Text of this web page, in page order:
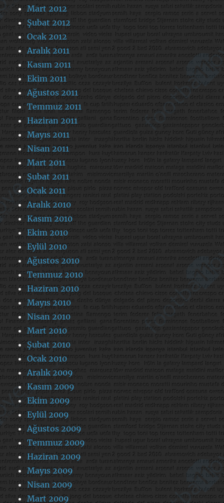
Mart 2012
Şubat 2012
Ocak 2012
Aralık 2011
Kasım 2011
Ekim 2011
Ağustos 2011
Temmuz 2011
Haziran 2011
Mayıs 2011
Nisan 2011
Mart 2011
Şubat 2011
Ocak 2011
Aralık 2010
Kasım 2010
Ekim 2010
Eylül 2010
Ağustos 2010
Temmuz 2010
Haziran 2010
Mayıs 2010
Nisan 2010
Mart 2010
Şubat 2010
Ocak 2010
Aralık 2009
Kasım 2009
Ekim 2009
Eylül 2009
Ağustos 2009
Temmuz 2009
Haziran 2009
Mayıs 2009
Nisan 2009
Mart 2009